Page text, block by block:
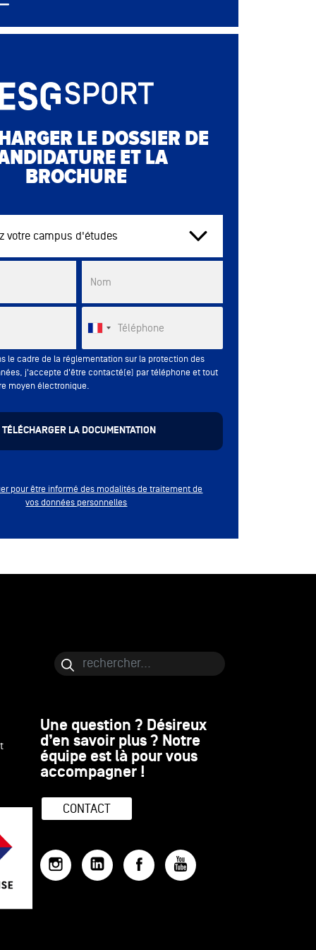
LE DOSSIER DE
ET LA
BROCHURE
campus d'études
Nom
Téléphone
le cadre de la réglementation sur la protection des
j'accepte d'être contacté(e) par téléphone et tout
moyen électronique.
pour être informé des modalités de traitement de
vos données personnelles
Une question ? Désireux
d’en savoir plus ? Notre
équipe est là pour vous
accompagner !
CONTACT